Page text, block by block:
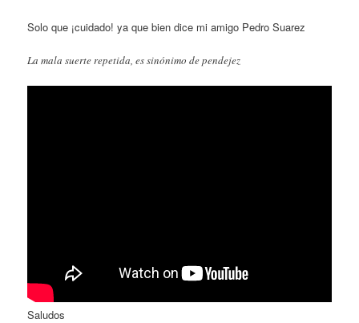
Solo que ¡cuidado! ya que bien dice mi amigo Pedro Suarez
La mala suerte repetida, es sinónimo de pendejez
Saludos